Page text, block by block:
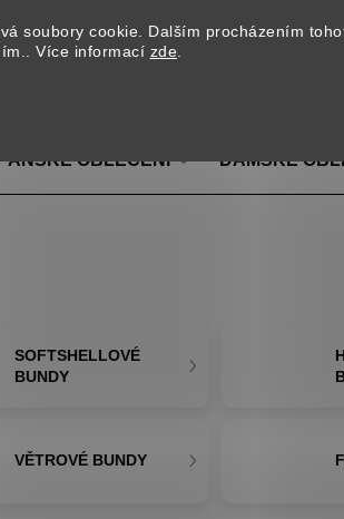
soubory cookie. Dalším procházením
Více informací zde.
OBLEČENÍ DÁMSKÉ
SOFTSHELLOVÉ
BUNDY
VĚTROVÉ BUNDY